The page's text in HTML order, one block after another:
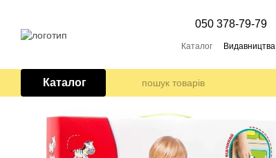
050 378-79-79
Каталог Видавництва
Каталог